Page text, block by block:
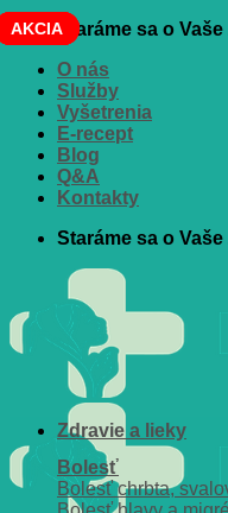
Skip
to
content
Staráme sa o
O nás
Služby
Vyšetrenia
E-recept
Blog
Q&A
Kontakty
Staráme sa o
Zdravie a lieky
Bolesť
Bolesť chrbta,
AKCIA
AKCIA
AKCIA
AKCIA